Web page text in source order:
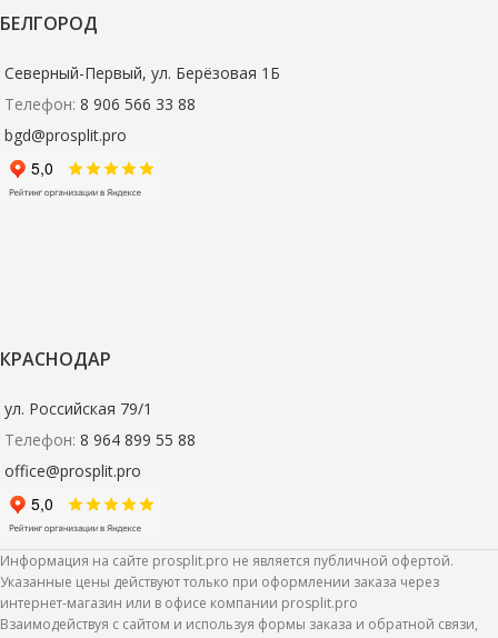
БЕЛГОРОД
Северный-Первый, ул. Берёзовая 1Б
Телефон: 8 906 566 33 88
bgd@prosplit.pro
КРАСНОДАР
ул. Российская 79/1
Телефон: 8 964 899 55 88
office@prosplit.pro
Информация на сайте prosplit.pro не является публичной офертой.
Указанные цены действуют только при оформлении заказа через
интернет-магазин или в офисе компании prosplit.pro
Взаимодействуя с сайтом и используя формы заказа и обратной связи,